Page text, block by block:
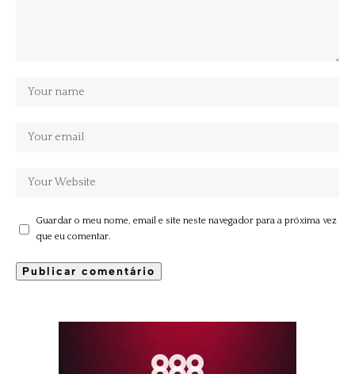
Guardar o meu nome, email e site neste navegador para a próxima vez
que eu comentar.